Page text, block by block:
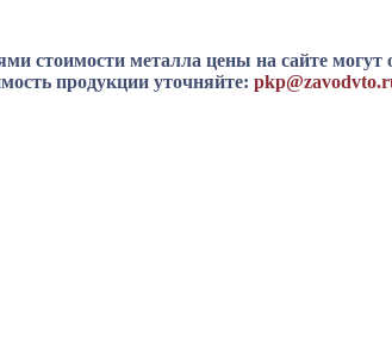
стоимости металла цены на сайте могут
продукции уточняйте: